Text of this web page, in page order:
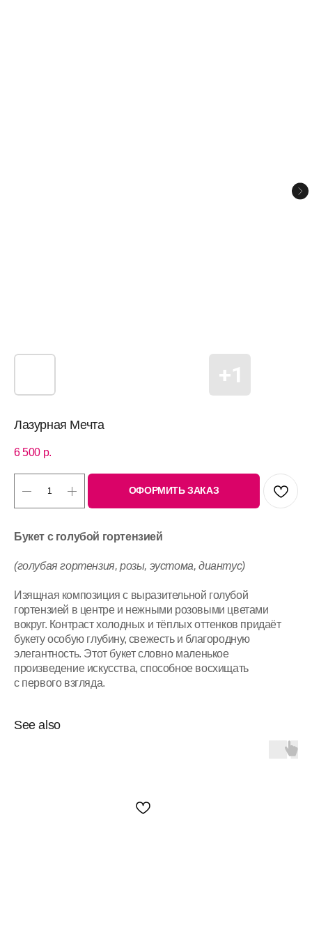
Лазурная Мечта
6 500 р.
ОФОРМИТЬ ЗАКАЗ
Букет с голубой гортензией
(голубая гортензия, розы, эустома, диантус)
Изящная композиция с выразительной голубой
гортензией в центре и нежными розовыми цветами
вокруг. Контраст холодных и тёплых оттенков придаёт
букету особую глубину, свежесть и благородную
элегантность. Этот букет словно маленькое
произведение искусства, способное восхищать
с первого взгляда.
See also